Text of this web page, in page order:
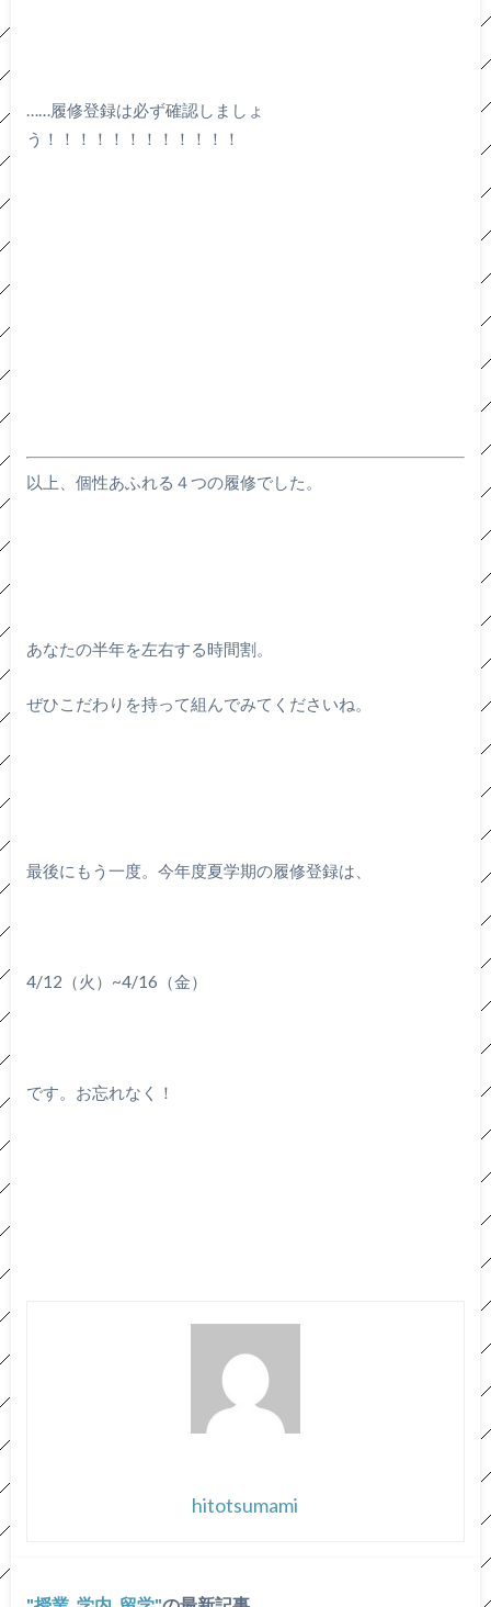
……履修登録は必ず確認しましょ
う！！！！！！！！！！！！
以上、個性あふれる４つの履修でした。
あなたの半年を左右する時間割。
ぜひこだわりを持って組んでみてくださいね。
最後にもう一度。今年度夏学期の履修登録は、
4/12（火）~4/16（金）
です。お忘れなく！
hitotsumami